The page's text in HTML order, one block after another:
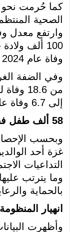
وفاة عام 2024 بعد العدوان.
وفي الضفة
إلى 6.7 وفاة عام 2024.
58 ألف طفل فقدوا أحد الوالدين أو كليهما
غزة أحد
التداعيات
وما يترتب
بالحماية
انهيار